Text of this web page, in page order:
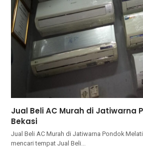
Jual Beli AC Murah di Jatiwarna
Bekasi
Jual Beli AC Murah di Jatiwarna Pondok
mencari tempat Jual Beli…